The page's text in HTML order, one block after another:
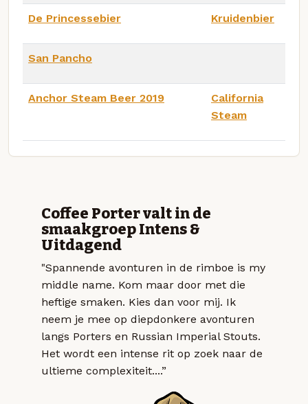
De Princessebier Kruidenbier
San Pancho
Anchor Steam Beer 2019
California
Steam
Coffee Porter valt in de
smaakgroep Intens &
Uitdagend
"Spannende avonturen in de rimboe is my
middle name. Kom maar door met die
heftige smaken. Kies dan voor mij. Ik
neem je mee op diepdonkere avonturen
langs Porters en Russian Imperial Stouts.
Het wordt een intense rit op zoek naar de
ultieme complexiteit....”